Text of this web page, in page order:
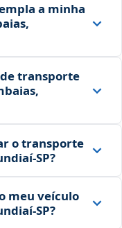
a minha
transporte
o transporte
meu veículo